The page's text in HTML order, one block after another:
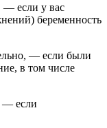
— если у вас
беременность
— если были
в том числе
— если